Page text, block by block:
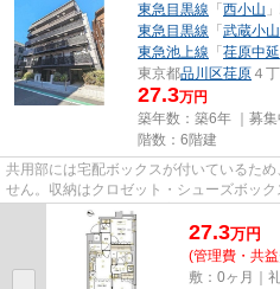
東急目黒線 「 西小山
東急目黒線 「 武蔵小山
東急池上線 「 荏原中延
東京都品川区荏原 ４
27.3万円
築年数：築6年 ｜募集
階数：6階建
共用部には宅配ボックスが付いているた
せん。収納はクロゼット・シューズボッ
理がしやすく便利です。室内...
27.3万円
(管理費・共
敷：0ヶ月｜